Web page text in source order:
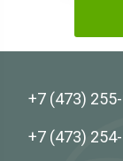
+7 (473)
+7 (473)